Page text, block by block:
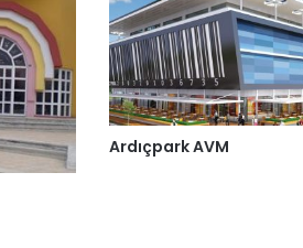
Ardıçpark AVM